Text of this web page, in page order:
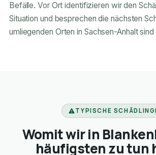
Befälle. Vor Ort identifizieren wir den
Situation und besprechen die nächsten
umliegenden Orten in Sachsen-Anhalt
TYPISCHE
Womit wir in
häufigsten zu tun